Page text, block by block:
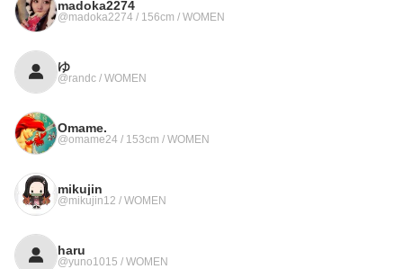
madoka2274
@madoka2274 / 156cm / WOMEN
ゆ
@randc / WOMEN
Omame.
@omame24 / 153cm / WOMEN
mikujin
@mikujin12 / WOMEN
haru
@yuno1015 / WOMEN